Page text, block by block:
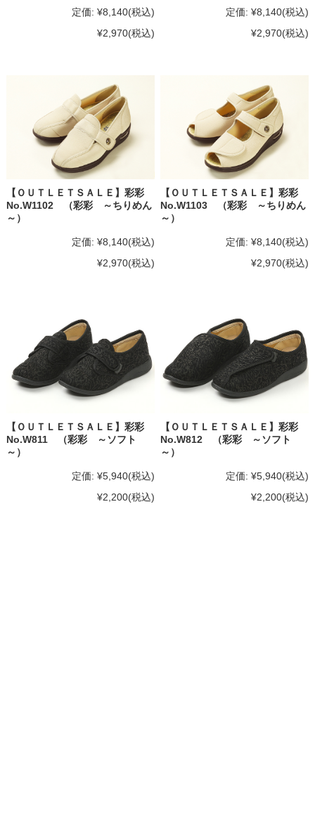
定価: ¥8,140(税込)
¥2,970(税込)
定価: ¥8,140(税込)
¥2,970(税込)
【ＯＵＴＬＥＴＳＡＬＥ】彩彩
No.W1102 （彩彩 ～ちりめん
～）
定価: ¥8,140(税込)
¥2,970(税込)
【ＯＵＴＬＥＴＳＡＬＥ】彩彩
No.W1103 （彩彩 ～ちりめん
～）
定価: ¥8,140(税込)
¥2,970(税込)
【ＯＵＴＬＥＴＳＡＬＥ】彩彩
No.W811 （彩彩 ～ソフト
～）
定価: ¥5,940(税込)
¥2,200(税込)
【ＯＵＴＬＥＴＳＡＬＥ】彩彩
No.W812 （彩彩 ～ソフト
～）
定価: ¥5,940(税込)
¥2,200(税込)